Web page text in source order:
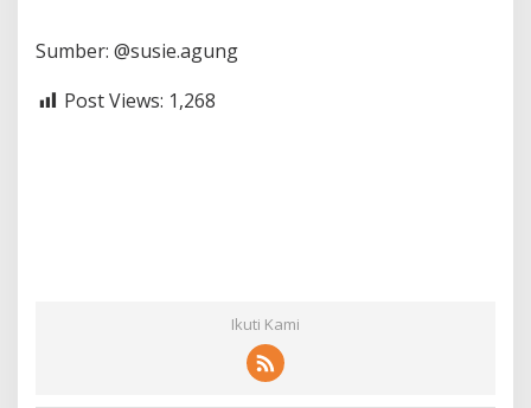
Sumber: @susie.agung
Post Views: 1,268
Ikuti Kami